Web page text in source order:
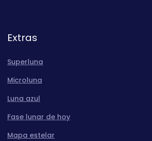
Extras
Superluna
Microluna
Luna azul
Fase lunar de hoy
Mapa estelar